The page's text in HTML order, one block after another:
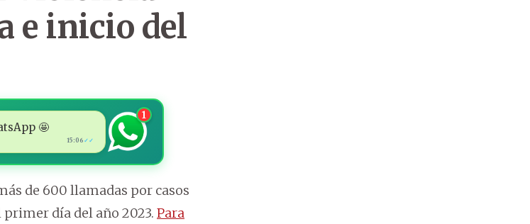
e inicio del
🤩
15:06 ✓✓
1
de 600 llamadas por casos
día del año 2023. Para